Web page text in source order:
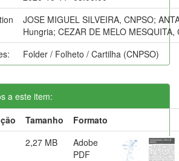
JOSE MIGUEL SILVEIRA, CNPSO;
Hungria; CEZAR DE MELO MESQUITA,
Folder / Folheto / Cartilha (CNPSO)
a este item:
Tamanho
Formato
2,27 MB
Adobe
PDF